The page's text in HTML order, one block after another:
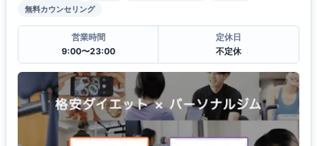
無料カウンセリング
営業時間
9:00〜23:00
定休日
不定休